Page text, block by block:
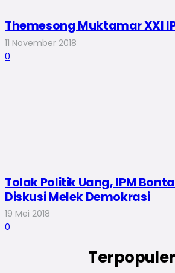
Themesong Muktamar XXI
11 November 2018
0
Tolak Politik Uang, IPM
Diskusi Melek Demokrasi
19 Mei 2018
0